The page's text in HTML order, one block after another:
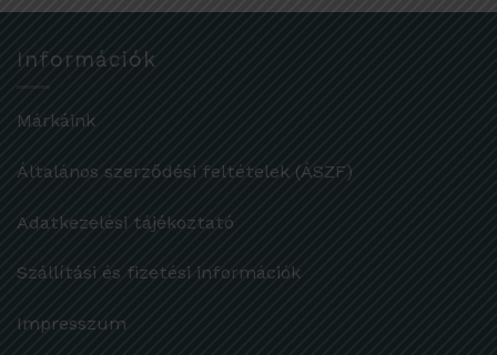
Információk
Márkáink
Általános szerződési feltételek (ÁSZF)
Adatkezelési tájékoztató
Szállítási és fizetési információk
Impresszum